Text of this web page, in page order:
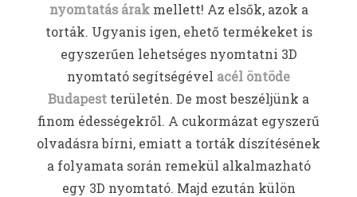
nyomtatás árakmellett! Az elsők, azok a
torták. Ugyanis igen, ehető termékeket is
egyszerűen lehetséges nyomtatni 3D
nyomtató segítségével acél öntöde
Budapest területén. De most beszéljünk a
finom édességekről. A cukormázat egyszerű
olvadásra bírni, emiatt a torták díszítésének
a folyamata során remekül alkalmazható
egy 3D nyomtató. Majd ezután külön